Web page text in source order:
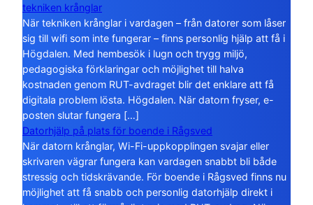
tekniken krånglar
När tekniken krånglar i vardagen – från datorer som låser
sig till wifi som inte fungerar – finns personlig hjälp att få i
Högdalen. Med hembesök i lugn och trygg miljö,
pedagogiska förklaringar och möjlighet till halva
kostnaden genom RUT-avdraget blir det enklare att få
digitala problem lösta. Högdalen. När datorn fryser, e-
posten slutar fungera […]
Datorhjälp på plats för boende i Rågsved
När datorn krånglar, Wi-Fi-uppkopplingen svajar eller
skrivaren vägrar fungera kan vardagen snabbt bli både
stressig och tidskrävande. För boende i Rågsved finns nu
möjlighet att få snabb och personlig datorhjälp direkt i